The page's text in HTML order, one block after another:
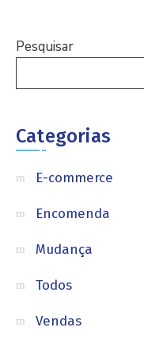
Pesquisar
Categorias
E-commerce
Encomenda
Mudança
Todos
Vendas